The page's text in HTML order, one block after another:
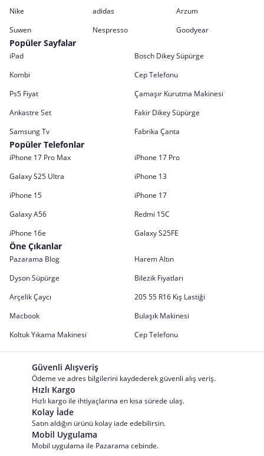
Nike adidas
Arzum
Suwen
Nespresso Goodyear
Popüler Sayfalar
iPad
Bosch Dikey Süpürge
Kombi
Cep Telefonu
Ps5 Fiyat
Çamaşır Kurutma Makinesi
Ankastre Set
Fakir Dikey Süpürge
Samsung Tv
Fabrika Çanta
Popüler Telefonlar
iPhone 17 Pro Max
iPhone 17 Pro
Galaxy S25 Ultra
iPhone 13
iPhone 15
iPhone 17
Galaxy A56
Redmi 15C
iPhone 16e
Galaxy S25FE
Öne Çıkanlar
Pazarama Blog
Harem Altın
Dyson Süpürge
Bilezik Fiyatları
Arçelik Çaycı
205 55 R16 Kış Lastiği
Macbook
Bulaşık Makinesi
Koltuk Yıkama Makinesi
Cep Telefonu
Güvenli Alışveriş
Ödeme ve adres bilgilerini kaydederek güvenli alış veriş.
Hızlı Kargo
Hızlı kargo ile ihtiyaçlarına en kısa sürede ulaş.
Kolay İade
Satın aldığın ürünü kolay iade edebilirsin.
Mobil Uygulama
Mobil uygulama ile Pazarama cebinde.